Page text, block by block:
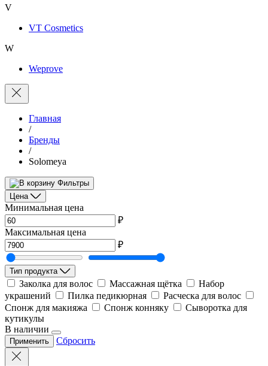
V
VT Cosmetics
W
Weprove
Главная
/
Бренды
/
Solomeya
Фильтры
Цена
Минимальная цена
₽
Максимальная цена
₽
Тип продукта
Заколка для волос Массажная щётка
Набор
украшений
Пилка педикюрная
Расческа для волос
Спонж для макияжа
Спонж конняку
Сыворотка для
кутикулы
В наличии
Применить Сбросить